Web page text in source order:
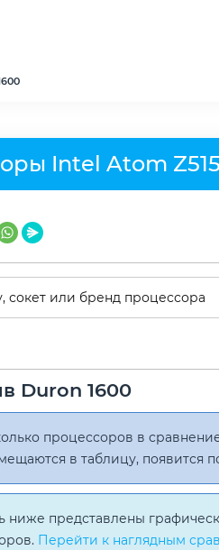
Intel Atom
Duron 1600
процессоров в
в таблицу, появится
ниже представлены
Перейти к наглядным